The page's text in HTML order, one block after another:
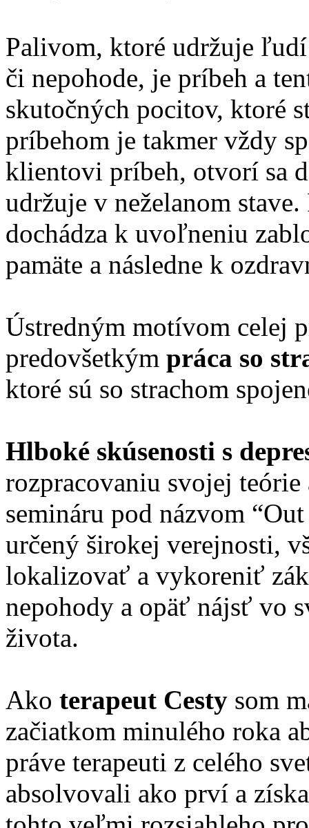
Palivom, ktoré udržuje
či nepohode, je príbeh a
skutočných pocitov, ktoré
príbehom je takmer vždy
klientovi príbeh, otvorí sa
udržuje v neželanom
dochádza k uvoľneniu
pamäte a následne k
Ústredným motívom celej
predovšetkým práca so
ktoré sú so strachom
Hlboké skúsenosti s
rozpracovaniu svojej
semináru pod názvom
určený širokej verejnosti,
lokalizovať a vykoreniť
nepohody a opäť nájsť vo
života.
Ako terapeut Cesty som
začiatkom minulého roka
práve terapeuti z celého
absolvovali ako prví a